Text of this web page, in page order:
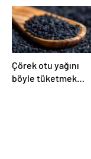
MUCİZEVİ ETKİ!
Çörek otu yağını
böyle tüketmek